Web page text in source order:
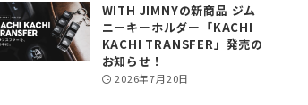
WITH JIMNYの新商品 ジム
ニーキーホルダー「KACHI
KACHI TRANSFER」発売の
お知らせ！
2026年7月20日